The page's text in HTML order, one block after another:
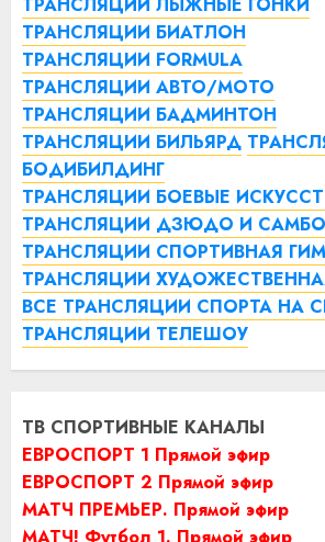
ТРАНСЛЯЦИИ БИАТЛОН
ТРАНСЛЯЦИИ FORMULA
ТРАНСЛЯЦИИ АВТО/МОТО
ТРАНСЛЯЦИИ БАДМИНТОН
ТРАНСЛЯЦИИ БИЛЬЯРД
БОДИБИЛДИНГ
ТРАНСЛЯЦИИ БОЕВЫЕ
ТРАНСЛЯЦИИ ДЗЮДО И САМБО
ТРАНСЛЯЦИИ СПОРТИВНАЯ
ТРАНСЛЯЦИИ
ВСЕ ТРАНСЛЯЦИИ СПОРТА НА
ТРАНСЛЯЦИИ ТЕЛЕШОУ
ТВ СПОРТИВНЫЕ КАНАЛЫ
ЕВРОСПОРТ 1 Прямой эфир
ЕВРОСПОРТ 2 Прямой эфир
МАТЧ ПРЕМЬЕР. Прямой эфир
МАТЧ! Футбол 1. Прямой эфир